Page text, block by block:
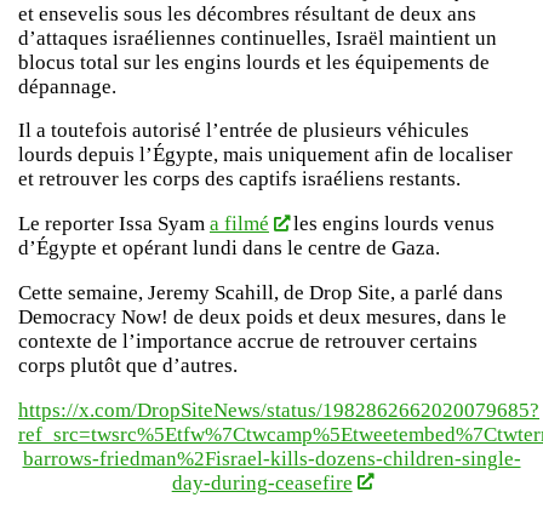
et ensevelis sous les décombres résultant de deux ans
d’attaques israéliennes continuelles, Israël maintient un
blocus total sur les engins lourds et les équipements de
dépannage.
Il a toutefois autorisé l’entrée de plusieurs véhicules
lourds depuis l’Égypte, mais uniquement afin de localiser
et retrouver les corps des captifs israéliens restants.
Le reporter Issa Syam a filmé
les engins lourds venus
d’Égypte et opérant lundi dans le centre de Gaza.
Cette semaine, Jeremy Scahill, de Drop Site, a parlé dans
Democracy Now! de deux poids et deux mesures, dans le
contexte de l’importance accrue de retrouver certains
corps plutôt que d’autres.
https://x.com/DropSiteNews/status/1982862662020079685?
barrows-friedman%2Fisrael-kills-dozens-children-single-
day-during-ceasefire